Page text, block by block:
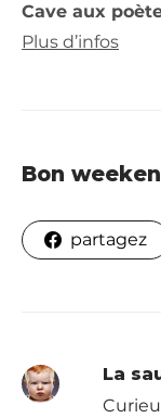
Cave aux
Plus d’infos
Bon
partagez
La